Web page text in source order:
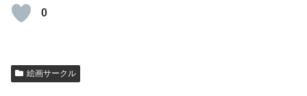
0
絵画サークル